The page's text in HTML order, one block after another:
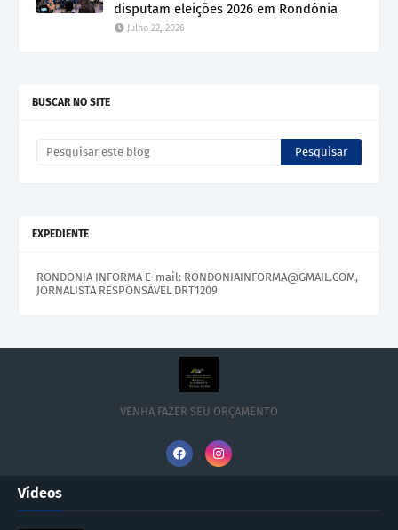
disputam eleições 2026 em Rondônia
Julho 22, 2026
BUSCAR NO SITE
EXPEDIENTE
RONDONIA INFORMA E-mail: RONDONIAINFORMA@GMAIL.COM,
JORNALISTA RESPONSÁVEL DRT1209
VENHA FAZER SEU ORÇAMENTO
Vídeos